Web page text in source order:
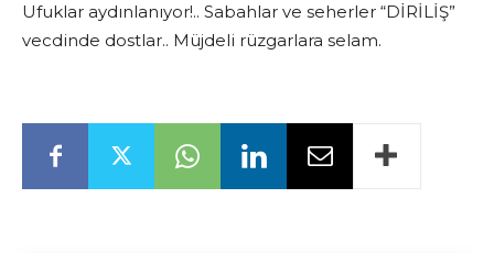
Ufuklar aydınlanıyor!.. Sabahlar ve seherler “DİRİLİŞ”
vecdinde dostlar.. Müjdeli rüzgarlara selam.